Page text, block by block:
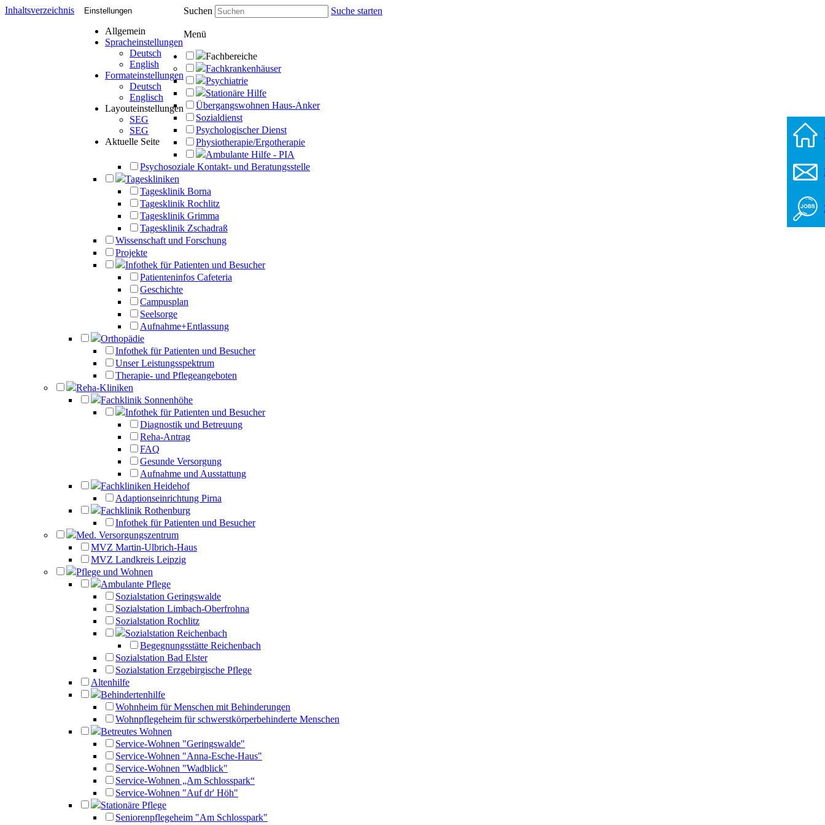
Inhaltsverzeichnis Einstellungen
Allgemein
Spracheinstellungen
Deutsch
English
Formateinstellungen
Deutsch
Englisch
Layouteinstellungen
SEG
SEG
Aktuelle Seite
Suchen Suche starten
Menü
Fachbereiche
Fachkrankenhäuser
Psychiatrie
Stationäre Hilfe
Übergangswohnen Haus-Anker
Sozialdienst
Psychologischer Dienst
Physiotherapie/Ergotherapie
Ambulante Hilfe - PIA
Psychosoziale Kontakt- und Beratungsstelle
Tageskliniken
Tagesklinik Borna
Tagesklinik Rochlitz
Tagesklinik Grimma
Tagesklinik Zschadraß
Wissenschaft und Forschung
Projekte
Infothek für Patienten und Besucher
Patienteninfos Cafeteria
Geschichte
Campusplan
Seelsorge
Aufnahme+Entlassung
Orthopädie
Infothek für Patienten und Besucher
Unser Leistungsspektrum
Therapie- und Pflegeangeboten
Reha-Kliniken
Fachklinik Sonnenhöhe
Infothek für Patienten und Besucher
Diagnostik und Betreuung
Reha-Antrag
FAQ
Gesunde Versorgung
Aufnahme und Ausstattung
Fachkliniken Heidehof
Adaptionseinrichtung Pirna
Fachklinik Rothenburg
Infothek für Patienten und Besucher
Med. Versorgungszentrum
MVZ Martin-Ulbrich-Haus
MVZ Landkreis Leipzig
Pflege und Wohnen
Ambulante Pflege
Sozialstation Geringswalde
Sozialstation Limbach-Oberfrohna
Sozialstation Rochlitz
Sozialstation Reichenbach
Begegnungsstätte Reichenbach
Sozialstation Bad Elster
Sozialstation Erzgebirgische Pflege
Altenhilfe
Behindertenhilfe
Wohnheim für Menschen mit Behinderungen
Wohnpflegeheim für schwerstkörperbehinderte Menschen
Betreutes Wohnen
Service-Wohnen "Geringswalde"
Service-Wohnen "Anna-Esche-Haus"
Service-Wohnen "Wadblick"
Service-Wohnen „Am Schlosspark“
Service-Wohnen "Auf dr' Höh"
Stationäre Pflege
Seniorenpflegeheim "Am Schlosspark"